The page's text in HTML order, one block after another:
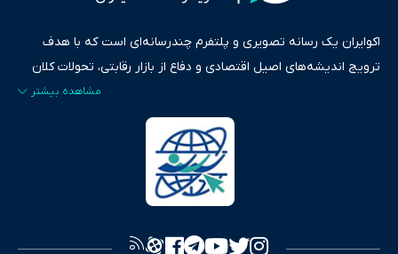
اکوایران یک رسانه تصویری و پلتفرم چندرسانه‌ای است که با هدف
ترویج اندیشه‌های اصیل اقتصادی و دفاع از بازار رقابتی، تحولات کلان
ایران و جهان را در قالب‌های ویدیو، پادکست، متن و گزارش‌های تحلیلی
پایش می‌کند. این رسانه به عنوان منبعی دقیق و قابل اعتماد، فراتر از
اطلاع‌رسانی صرف، به تبیین سیاست‌ها و کارکردهای بازارهای مالی،
سرمایه‌گذاری، تجارت و حوزه‌های نوظهور می‌پردازد. اکوایران با پایبندی
به اصول «انصاف، امانت و صداقت»، بستری برای انعکاس آراء متنوع
تصویری شفاف از واقعیت‌های اقتصادی ارائه دهد. ما در اکوایران با